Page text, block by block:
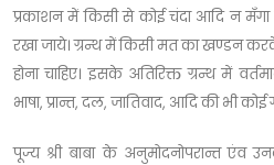
प्रकाशन में किसी से कोई चंदा आदि न
रखा जाये। ग्रन्थ में किसी मत का खण्डन
होना चाहिए। इसके अतिरिक्त ग्रन्थ में
भाषा, प्रान्त, दल, जातिवाद, आदि की भी कोई
पूज्य श्री बाबा के अनुमोदनोपरान्त एंव